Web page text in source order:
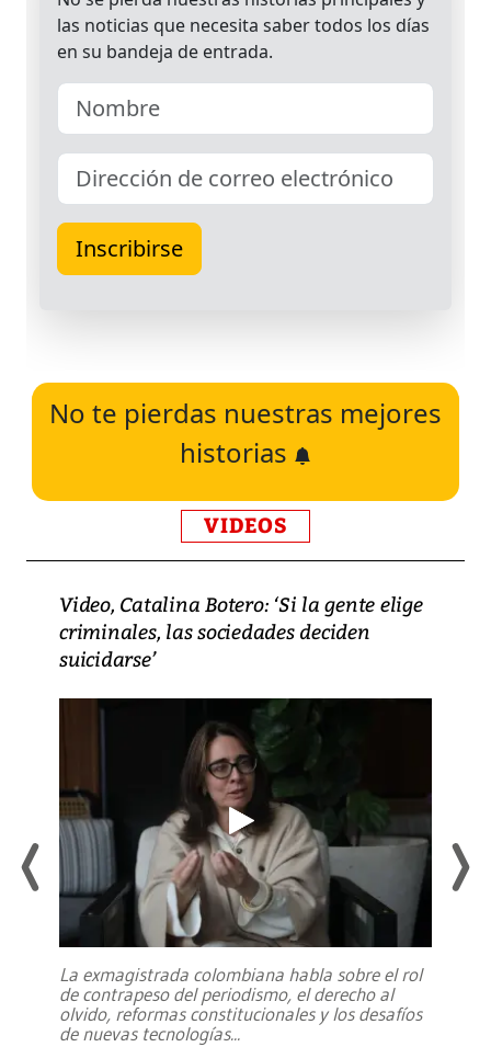
No te pierdas nuestras mejores
historias
VIDEOS
Video, Catalina Botero: ‘Si la gente elige
criminales, las sociedades deciden
suicidarse’
La exmagistrada colombiana habla sobre el rol
de contrapeso del periodismo, el derecho al
olvido, reformas constitucionales y los desafíos
de nuevas tecnologías...